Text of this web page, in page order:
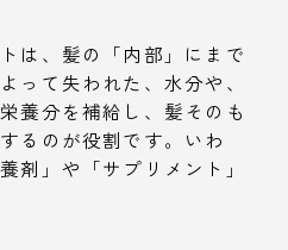
は、髪の「内部」にまで
って失われた、水分や、
養分を補給し、髪そのも
るのが役割です。いわ
剤」や「サプリメント」